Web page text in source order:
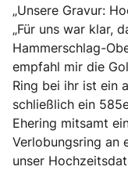
„Unsere Gravur:
„Für uns war klar,
Hammerschlag-
empfahl mir die
Ring bei ihr ist ein
schließlich ein
Ehering mitsamt
Verlobungsring an
unser